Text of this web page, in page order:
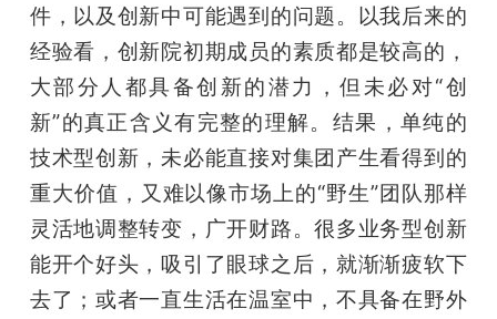
件，以及创新中可能遇到的问题。以我后来的
经验看，创新院初期成员的素质都是较高的，
大部分人都具备创新的潜力，但未必对“创
新”的真正含义有完整的理解。结果，单纯的
技术型创新，未必能直接对集团产生看得到的
重大价值，又难以像市场上的“野生”团队那样
灵活地调整转变，广开财路。很多业务型创新
能开个好头，吸引了眼球之后，就渐渐疲软下
去了；或者一直生活在温室中，不具备在野外